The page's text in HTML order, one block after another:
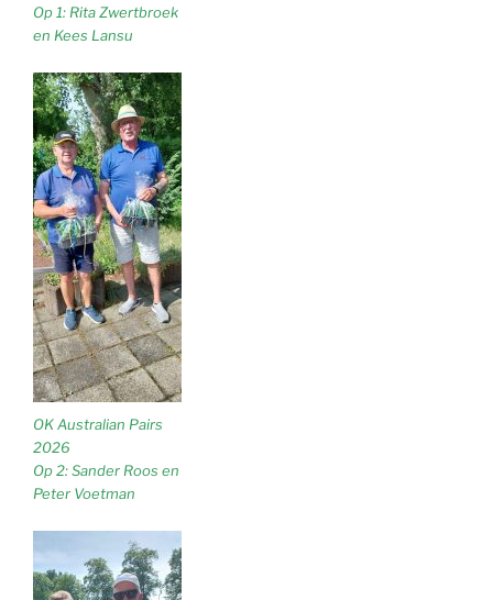
Op 1: Rita Zwertbroek
en Kees Lansu
OK Australian Pairs
2026
Op 2: Sander Roos en
Peter Voetman